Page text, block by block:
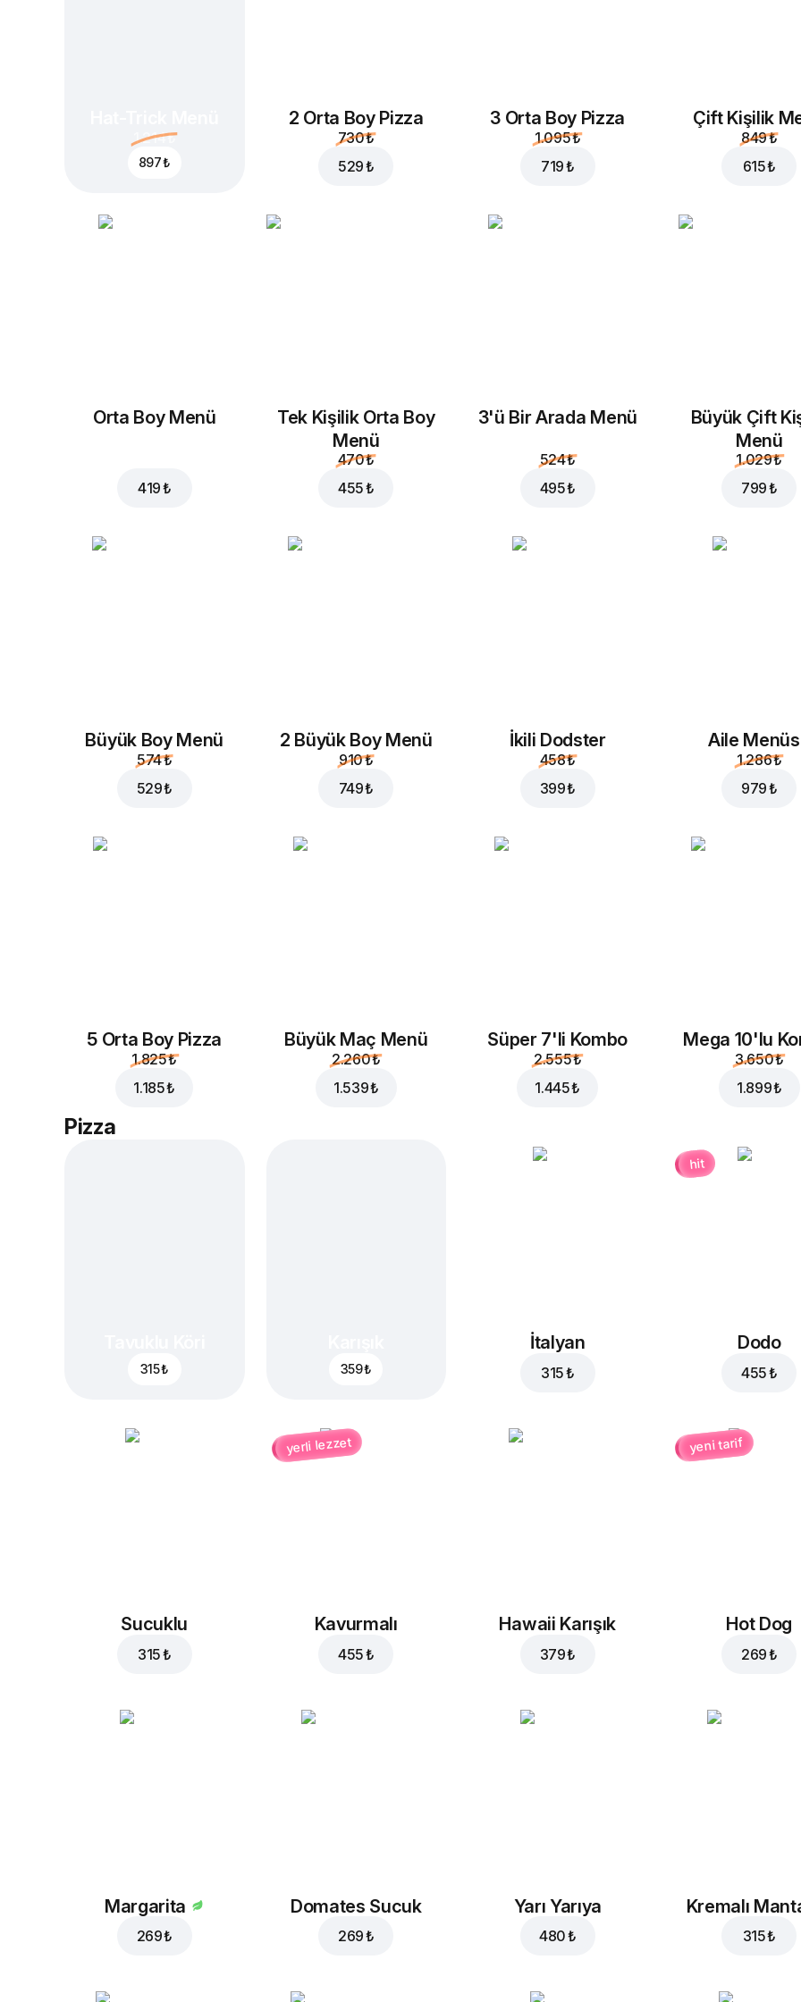
1.214 ₺
897 ₺
2 Orta Boy Pizza
730 ₺
529 ₺
3 Orta Boy Pizza
1.095 ₺
719 ₺
Çift Kişilik
849 ₺
615 ₺
Orta Boy Menü
419 ₺
Tek Kişilik Orta Boy
Menü
470 ₺
455 ₺
3'ü Bir Arada Menü
524 ₺
495 ₺
Büyük Çift
Menü
1.029 ₺
799 ₺
Büyük Boy Menü
574 ₺
529 ₺
2 Büyük Boy Menü
910 ₺
749 ₺
İkili Dodster
458 ₺
399 ₺
Aile
1.286 ₺
979 ₺
5 Orta Boy Pizza
1.825 ₺
1.185 ₺
Büyük Maç Menü
2.260 ₺
1.539 ₺
Süper 7'li Kombo
2.555 ₺
1.445 ₺
Mega 10'lu
3.650 ₺
1.899 ₺
Pizza
315 ₺ 359 ₺
İtalyan
315 ₺
hit
Dodo
455 ₺
Sucuklu
315 ₺
yerli lezzet
Kavurmalı
455 ₺
Hawaii Karışık
379 ₺
yeni tarif
Hot Dog
269 ₺
Margarita
269 ₺
Domates Sucuk
269 ₺
Yarı Yarıya
480 ₺
Kremalı
315 ₺